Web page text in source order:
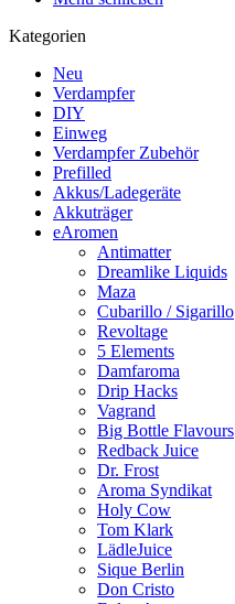
Kategorien
Neu
Verdampfer
DIY
Einweg
Verdampfer Zubehör
Prefilled
Akkus/Ladegeräte
Akkuträger
eAromen
Antimatter
Dreamlike Liquids
Maza
Cubarillo / Sigarillo
Revoltage
5 Elements
Damfaroma
Drip Hacks
Vagrand
Big Bottle Flavours
Redback Juice
Dr. Frost
Aroma Syndikat
Holy Cow
Tom Klark
LädleJuice
Sique Berlin
Don Cristo